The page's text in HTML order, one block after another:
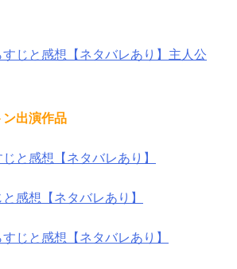
じと感想【ネタバレあり】主人公
出演作品
と感想【ネタバレあり】
感想【ネタバレあり】
じと感想【ネタバレあり】